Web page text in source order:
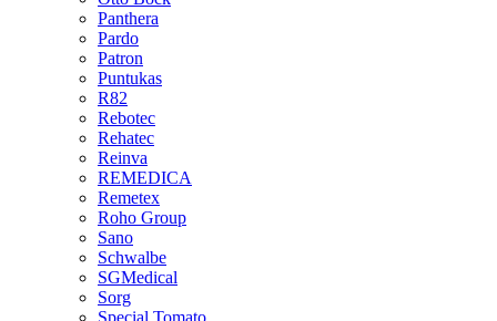
Panthera
Pardo
Patron
Puntukas
R82
Rebotec
Rehatec
Reinva
REMEDICA
Remetex
Roho Group
Sano
Schwalbe
SGMedical
Sorg
Special Tomato